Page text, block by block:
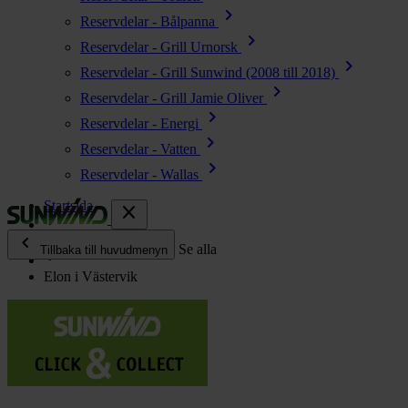
Reservdelar - Bålpanna chevron_right
Reservdelar - Grill Urnorsk chevron_right
Reservdelar - Grill Sunwind (2008 till 2018) chevron_right
Reservdelar - Grill Jamie Oliver chevron_right
Reservdelar - Energi chevron_right
Reservdelar - Vatten chevron_right
Reservdelar - Wallas
chevron_right
close
chevron_left
Tillbaka till huvudmenyn Se alla
chevron_right
Kök & Gasol chevron_right
Värme chevron_right
Vatten chevron_right
Startsida
Elon i Västervik